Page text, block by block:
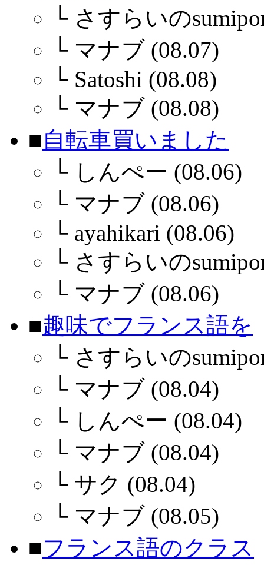
└ さすらいの
└ マナブ (08.07)
└ Satoshi (08.08)
└ マナブ (08.08)
■自転車買いました
└ しんぺー (08.06)
└ マナブ (08.06)
└ ayahikari (08.06)
└ さすらいの
└ マナブ (08.06)
■趣味でフランス語を
└ さすらいの
└ マナブ (08.04)
└ しんぺー (08.04)
└ マナブ (08.04)
└ サク (08.04)
└ マナブ (08.05)
■フランス語のクラス